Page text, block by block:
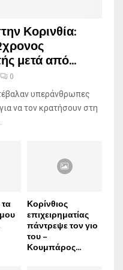
Κορινθία:
μετά από...
0
υπεράνθρωπες
να τον κρατήσουν στη
Κορίνθιος
επιχειρηματίας
πάντρεψε τον γιο
του –
Κουμπάρος...